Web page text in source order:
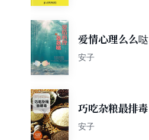
爱情心理么么哒
安子
巧吃杂粮最排毒
安子